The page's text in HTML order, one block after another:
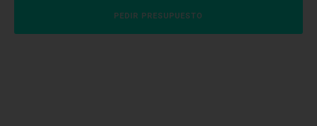
PEDIR PRESUPUESTO